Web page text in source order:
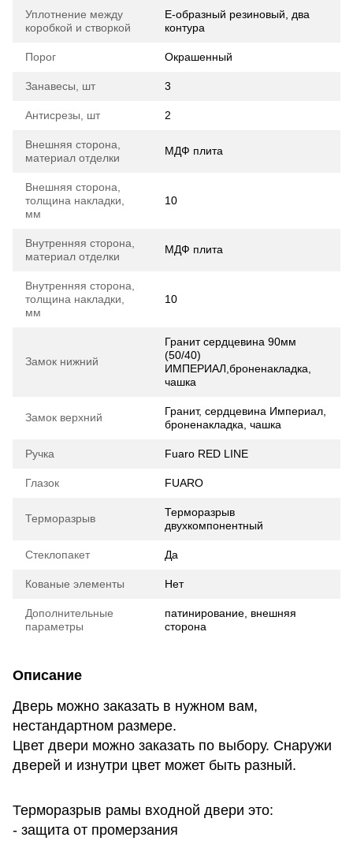
Уплотнение между
коробкой и створкой
E-образный резиновый, два
контура
Порог Окрашенный
Занавесы, шт 3
Антисрезы, шт 2
Внешняя сторона,
материал отделки
МДФ плита
Внешняя сторона,
толщина накладки,
мм
10
Внутренняя сторона,
материал отделки
МДФ плита
Внутренняя сторона,
толщина накладки,
мм
10
Замок нижний
Гранит сердцевина 90мм
(50/40)
ИМПЕРИАЛ,броненакладка,
чашка
Замок верхний
Гранит, сердцевина Империал,
броненакладка, чашка
Ручка Fuaro RED LINE
Глазок FUARO
Терморазрыв
Терморазрыв
двухкомпонентный
Стеклопакет Да
Кованые элементы Нет
Дополнительные
параметры
патинирование, внешняя
сторона
Описание
Дверь можно заказать в нужном вам,
нестандартном размере.
Цвет двери можно заказать по выбору. Снаружи
дверей и изнутри цвет может быть разный.
Терморазрыв рамы входной двери это:
- защита от промерзания